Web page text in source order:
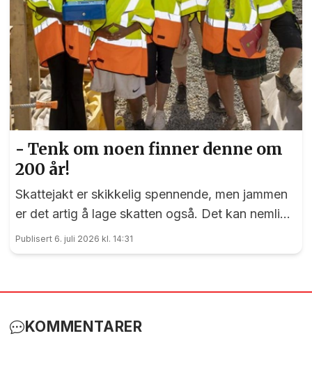
- Tenk om noen finner denne om
200 år!
Skattejakt er skikkelig spennende, men jammen
er det artig å lage skatten også. Det kan nemlig
elevene ved Vilberg barneskole skrive under på.
Denne saken ble publisert for første gang 15. juni
Publisert 6. juli 2026 kl. 14:31
KOMMENTARER